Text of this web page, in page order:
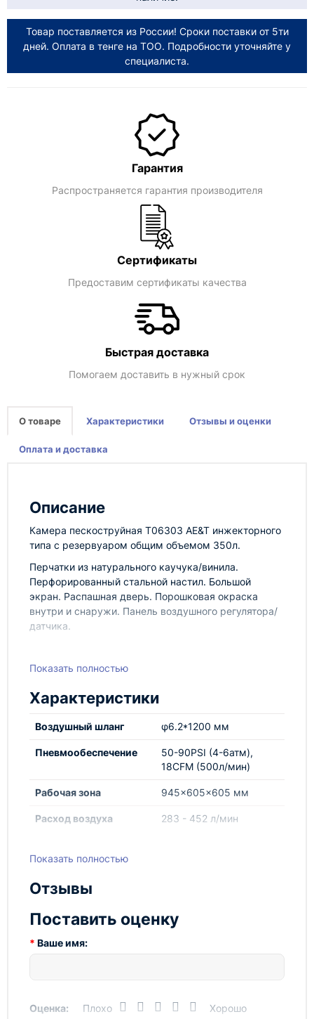
Товар поставляется из России! Сроки поставки от 5ти
дней. Оплата в тенге на ТОО. Подробности уточняйте у
специалиста.
Гарантия
Распространяется гарантия производителя
Сертификаты
Предоставим сертификаты качества
Быстрая доставка
Помогаем доставить в нужный срок
О товаре Характеристики Отзывы и оценки
Оплата и доставка
Описание
Камера пескоструйная T06303 AE&T инжекторного
типа с резервуаром общим объемом 350л.
Перчатки из натурального каучука/винила.
Перфорированный стальной настил. Большой
экран. Распашная дверь. Порошковая окраска
внутри и снаружи. Панель воздушного регулятора/
датчика.
Система внешнего люминисцентного освещения.
Показать полностью
Характеристики
Воздушный шланг φ6.2*1200 мм
Пневмообеспечение
50-90PSI (4-6атм),
18CFM (500л/мин)
Рабочая зона 945x605x605 мм
Расход воздуха 283 - 452 л/мин
у менеджера)
Форсунка
Шланг песка
Электродвигатель
Показать полностью
Отзывы
Поставить оценку
Ваше имя:
Оценка: Плохо Хорошо